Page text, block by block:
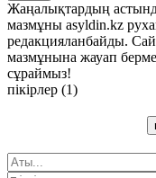
Жаңалықтардың
мазмұны asyldin.kz
редакцияланбайды.
мазмұнына жауап
сұраймыз!
пікірлер (1)